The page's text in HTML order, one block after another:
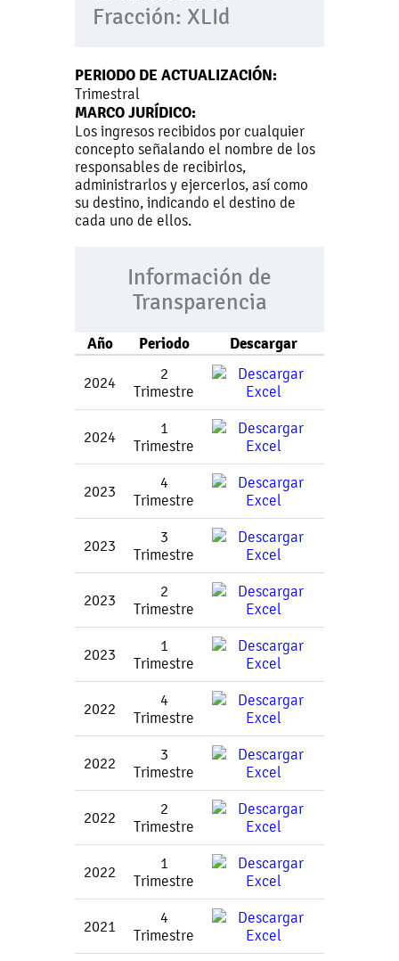
Fracción: XLId
PERIODO DE ACTUALIZACIÓN:
Trimestral
MARCO JURÍDICO:
Los ingresos recibidos por cualquier
concepto señalando el nombre de los
responsables de recibirlos,
administrarlos y ejercerlos, así como
su destino, indicando el destino de
cada uno de ellos.
Información de
Transparencia
Año Periodo Descargar
2024
2
Trimestre
2024
1
Trimestre
2023
4
Trimestre
2023
3
Trimestre
2023
2
Trimestre
2023
1
Trimestre
2022
4
Trimestre
2022
3
Trimestre
2022
2
Trimestre
2022
1
Trimestre
2021
4
Trimestre